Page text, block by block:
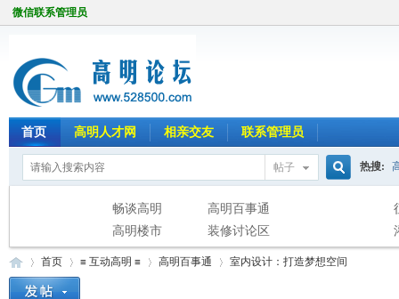
微信联系管理员
首页 高明人才网 相亲交友 联系管理员
帖子
索
热搜:
畅谈高明
高明百事通
高明楼市
装修讨论区
首页 ≡ 互动高明 ≡ 高明百事通 室内设计：打造梦想空间